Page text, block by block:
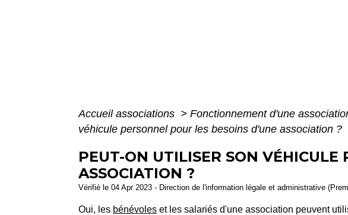
Accueil associations > Fonctionnement d'une
véhicule personnel pour les besoins d'une association ?
PEUT-ON UTILISER SON VÉHICULE
ASSOCIATION ?
Vérifié le 04 Apr 2023 - Direction de l'information légale et administrative
Oui, les bénévoles et les salariés d'une association peuvent